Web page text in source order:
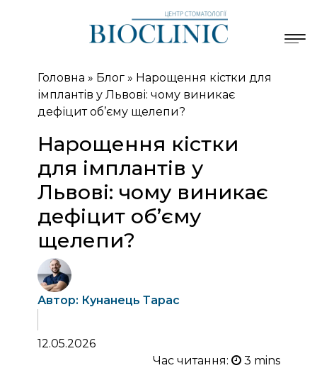
Головна » Блог» Нарощення кістки для
імплантів у Львові: чому виникає
дефіцит об’єму щелепи?
Нарощення кістки
для імплантів у
Львові: чому виникає
дефіцит об’єму
щелепи?
Автор: Кунанець Тарас
12.05.2026
Час читання: